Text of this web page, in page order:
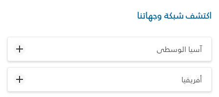
اكتشف شبكة وجهاتنا
آسيا الوسطى
أفريقيا